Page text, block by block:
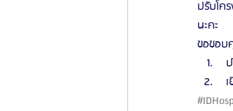
ปรับโค
นะคะ
ขอขอบ